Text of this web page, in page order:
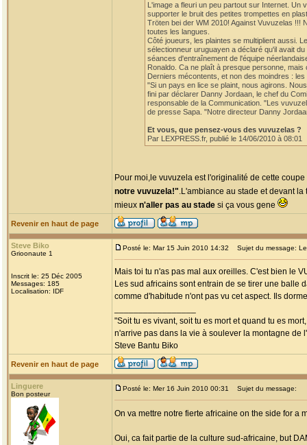
L'image a fleuri un peu partout sur Internet. Un
supporter le bruit des petites trompettes en
Tröten bei der WM 2010! Against Vuvuzelas
toutes les langues.
Côté joueurs, les plaintes se multiplient aussi.
sélectionneur uruguayen a déclaré qu'il avait
séances d'entraînement de l'équipe
Ronaldo. Ca ne plaît à presque personne,
Derniers mécontents, et non des moindres :
"Si un pays en lice se plaint, nous agirons.
fini par déclarer Danny Jordaan, le chef du
responsable de la Communication. "Les
de presse Sapa. "Notre directeur Danny
Et vous, que pensez-vous des vuvuzelas ?
Par LEXPRESS.fr, publié le 14/06/2010 à 08:01
Pour moi,le vuvuzela est l'originalité de cette
notre vuvuzela!".L'ambiance au stade et devant
mieux n'aller pas au stade si ça vous gene
Revenir en haut de page
Steve Biko
Grioonaute 1
Inscrit le: 25 Déc 2005
Messages: 185
Localisation: IDF
Posté le: Mar 15 Juin 2010 14:32 Sujet du message:
Mais toi tu n'as pas mal aux oreilles. C'est bien le
Les sud africains sont entrain de se tirer une balle
comme d'habitude n'ont pas vu cet aspect. Ils
"Soit tu es vivant, soit tu es mort et quand tu es
n'arrive pas dans la vie à soulever la montagne de
Steve Bantu Biko
Revenir en haut de page
Linguere
Bon posteur
Posté le: Mer 16 Juin 2010 00:31 Sujet du message:
On va mettre notre fierte africaine on the side for a
Oui, ca fait partie de la culture sud-africaine, but